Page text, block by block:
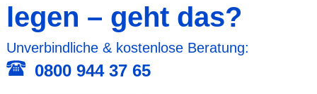
legen – geht das?
Unver­bind­liche & kosten­lose Beratung:
0800 944 37 65